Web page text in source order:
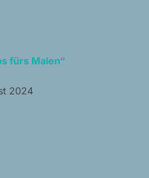
fürs Malen“
2024